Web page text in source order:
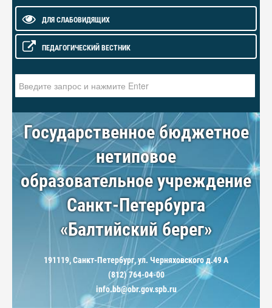
ДЛЯ СЛАБОВИДЯЩИХ
ПЕДАГОГИЧЕСКИЙ ВЕСТНИК
Государственное бюджетное
нетиповое
образовательное учреждение
Санкт-Петербурга
«Балтийский берег»
191119, Санкт-Петербург, ул. Черняховского д.49 А
(812) 764-04-00
info.bb@obr.gov.spb.ru